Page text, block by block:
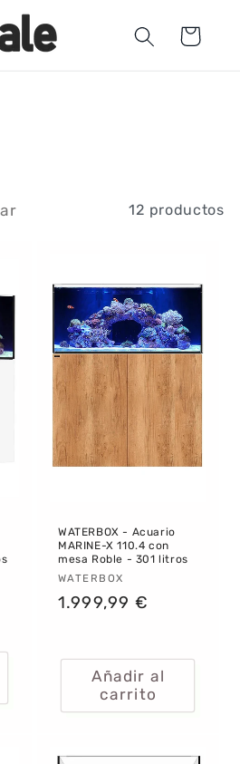
Carrito
12 productos
WATERBOX - Acuario
MARINE-X 110.4 con
mesa Roble - 301 litros
Proveedor:
WATERBOX
Precio
1.999,99 €
Añadir al
carrito